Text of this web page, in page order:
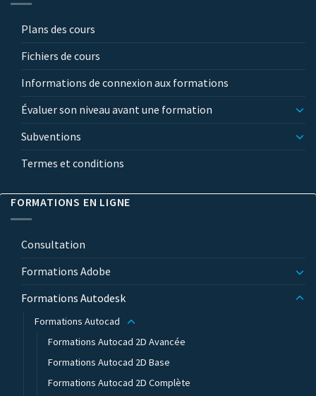
Plans des cours
Fichiers de cours
Informations de connexion aux formations
Évaluer son niveau avant une formation
Subventions
Termes et conditions
FORMATIONS EN LIGNE
Consultation
Formations Adobe
Formations Autodesk
Formations Autocad
Formations Autocad 2D Avancée
Formations Autocad 2D Base
Formations Autocad 2D Complète